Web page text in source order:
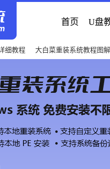
首页 U盘
细教程 大白菜重装系统教程图解